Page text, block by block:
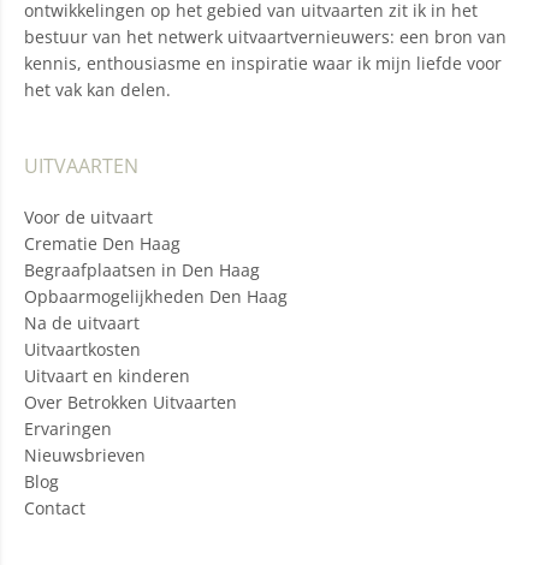
ontwikkelingen op het gebied van uitvaarten zit ik in het
bestuur van het netwerk uitvaartvernieuwers: een bron van
kennis, enthousiasme en inspiratie waar ik mijn liefde voor
het vak kan delen.
UITVAARTEN
Voor de uitvaart
Crematie Den Haag
Begraafplaatsen in Den Haag
Opbaarmogelijkheden Den Haag
Na de uitvaart
Uitvaartkosten
Uitvaart en kinderen
Over Betrokken Uitvaarten
Ervaringen
Nieuwsbrieven
Blog
Contact